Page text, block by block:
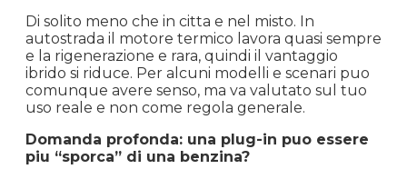
Di solito meno che in citta e nel misto. In
autostrada il motore termico lavora quasi sempre
e la rigenerazione e rara, quindi il vantaggio
ibrido si riduce. Per alcuni modelli e scenari puo
comunque avere senso, ma va valutato sul tuo
uso reale e non come regola generale.
Domanda profonda: una plug-in puo essere
piu “sporca” di una benzina?